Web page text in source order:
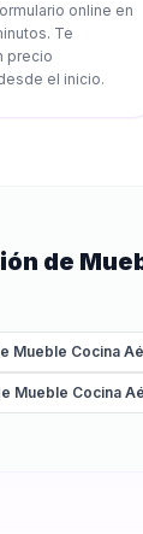
online en
Te
precio
el inicio.
de
Mueble Cocina
Mueble Cocina